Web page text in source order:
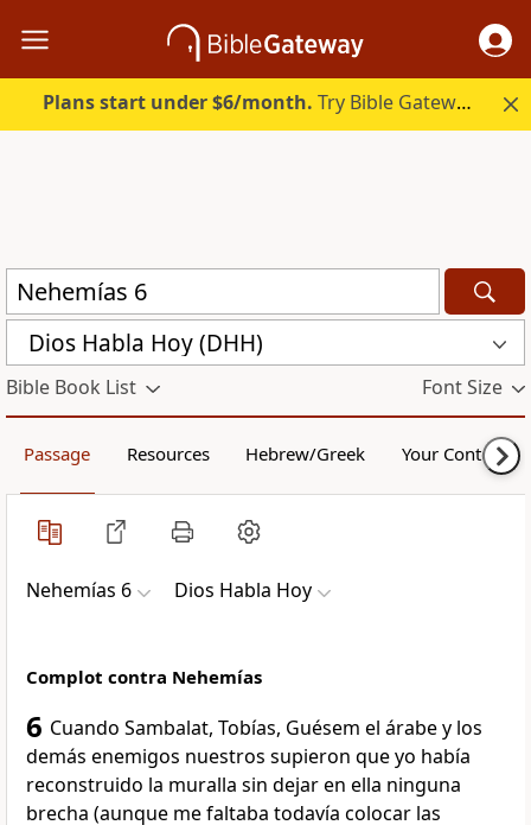
Plans start under $6/month. Try Bible Gateway Plus.
Dios Habla Hoy (DHH)
Bible Book List Font Size
Passage Resources Hebrew/Greek Your Content
Nehemías 6 Dios Habla Hoy
Complot contra Nehemías
6 Cuando Sambalat, Tobías, Guésem el árabe y los
demás enemigos nuestros supieron que yo había
reconstruido la muralla sin dejar en ella ninguna
brecha (aunque me faltaba todavía colocar las